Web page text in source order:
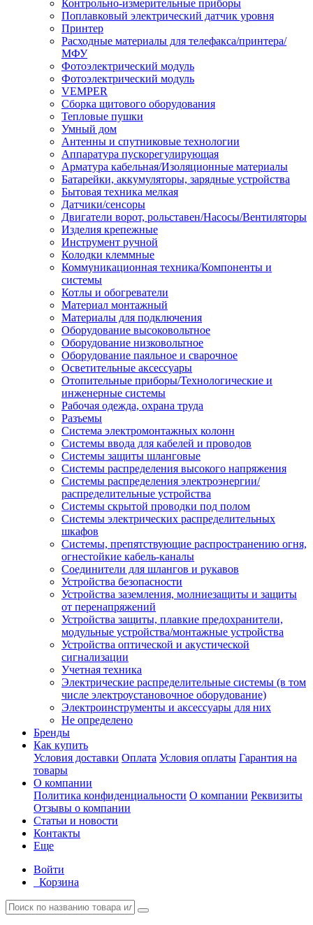
Контрольно-измерительные приборы
Поплавковый электрический датчик уровня
Принтер
Расходные материалы для телефакса/принтера/
МФУ
Фотоэлектрический модуль
Фотоэлектрический модуль
VEMPER
Сборка щитового оборудования
Тепловые пушки
Умный дом
Антенны и спутниковые технологии
Аппаратура пускорегулирующая
Арматура кабельная/Изоляционные материалы
Батарейки, аккумуляторы, зарядные устройства
Бытовая техника мелкая
Датчики/сенсоры
Двигатели ворот, рольставен/Насосы/Вентиляторы
Изделия крепежные
Инструмент ручной
Колодки клеммные
Коммуникационная техника/Компоненты и
системы
Котлы и обогреватели
Материал монтажный
Материалы для подключения
Оборудование высоковольтное
Оборудование низковольтное
Оборудование паяльное и сварочное
Осветительные аксессуары
Отопительные приборы/Технологические и
инженерные системы
Рабочая одежда, охрана труда
Разъемы
Система электромонтажных колонн
Системы ввода для кабелей и проводов
Системы защиты шланговые
Системы распределения высокого напряжения
Системы распределения электроэнергии/
распределительные устройства
Системы скрытой проводки под полом
Системы электрических распределительных
шкафов
Системы, препятствующие распространению огня,
огнестойкие кабель-каналы
Соединители для шлангов и рукавов
Устройства безопасности
Устройства заземления, молниезащиты и защиты
от перенапряжений
Устройства защиты, плавкие предохранители,
модульные устройства/монтажные устройства
Устройства оптической и акустической
сигнализации
Учетная техника
Электрические распределительные системы (в том
числе электроустановочное оборудование)
Электроинструменты и аксессуары для них
Не определено
Бренды
Как купить
Условия доставки Оплата Условия оплаты Гарантия на
товары
О компании
Политика конфиденциальности О компании Реквизиты
Отзывы о компании
Статьи и новости
Контакты
Еще
Войти
Корзина